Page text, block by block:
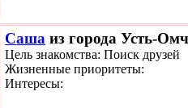
Саша из города Усть-
Цель знакомства: Поиск друзей
Жизненные приоритеты:
Интересы: